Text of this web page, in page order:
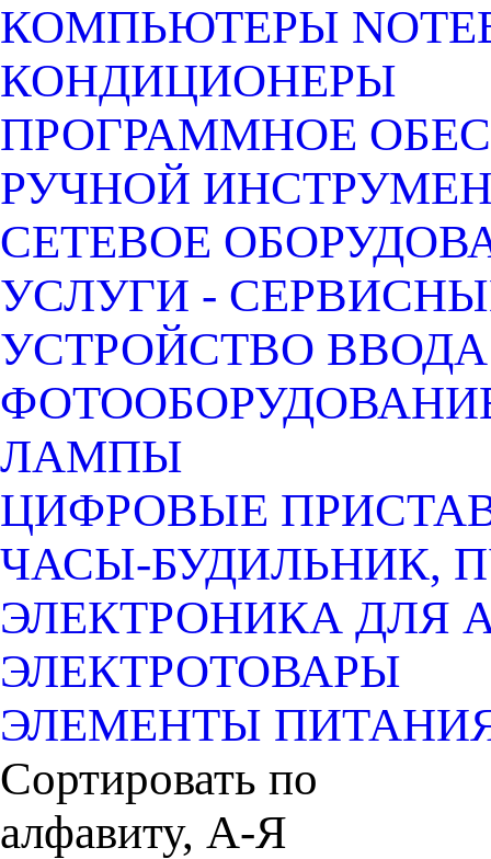
КОМПЬЮТЕРЫ
КОНДИЦИОНЕРЫ
ПРОГРАММНОЕ
РУЧНОЙ
СЕТЕВОЕ
УСЛУГИ -
УСТРОЙСТВО ВВОДА
ЛАМПЫ
ЦИФРОВЫЕ
ЧАСЫ-БУДИЛЬНИК,
ЭЛЕКТРОНИКА ДЛЯ
ЭЛЕКТРОТОВАРЫ
ЭЛЕМЕНТЫ
Сортировать по
алфавиту, А-Я